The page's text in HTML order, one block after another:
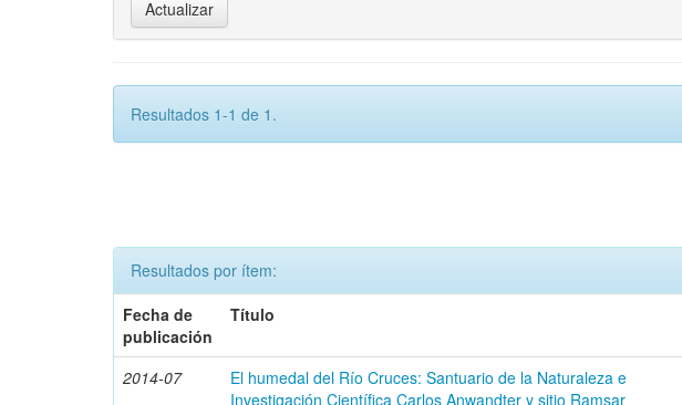
Resultados 1-1 de 1.
Resultados por ítem:
Fecha de
publicación
Título
2014-07
El humedal del Río Cruces: Santuario de la Naturaleza e
Investigación Científica Carlos Anwandter y sitio Ramsar